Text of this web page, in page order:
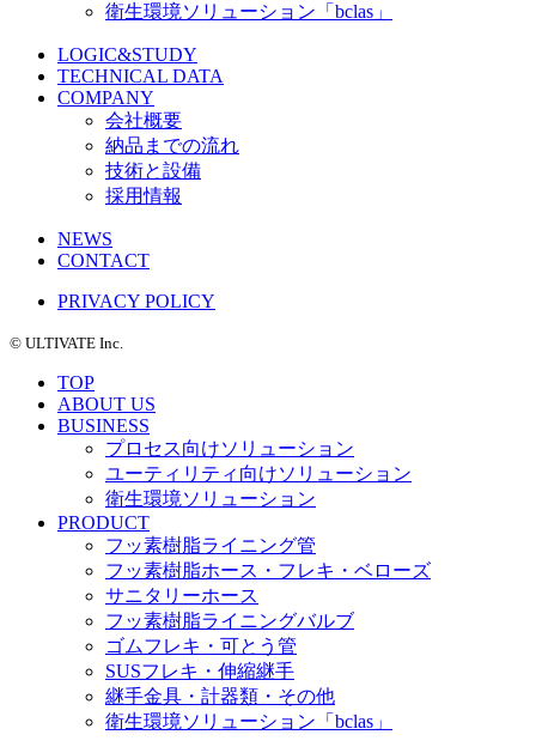
衛生環境ソリューション「bclas」
LOGIC&STUDY
TECHNICAL DATA
COMPANY
会社概要
納品までの流れ
技術と設備
採用情報
NEWS
CONTACT
PRIVACY POLICY
©️ ULTIVATE Inc.
TOP
ABOUT US
BUSINESS
プロセス向けソリューション
ユーティリティ向けソリューション
衛生環境ソリューション
PRODUCT
フッ素樹脂ライニング管
フッ素樹脂ホース・フレキ・ベローズ
サニタリーホース
フッ素樹脂ライニングバルブ
ゴムフレキ・可とう管
SUSフレキ・伸縮継手
継手金具・計器類・その他
衛生環境ソリューション「bclas」